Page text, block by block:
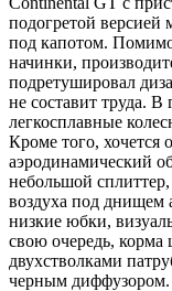
подогретой версией
под капотом.
начинки,
подретушировал
не составит труда.
легкосплавные
Кроме того,
аэродинамический
небольшой
воздуха под днищем
низкие юбки,
свою очередь,
двухстволками
черным диффузором.